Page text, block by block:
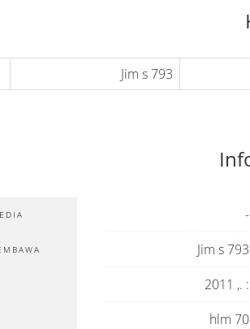
793 Jim s
-
793 Jim s
:
.,
2011
70 hlm